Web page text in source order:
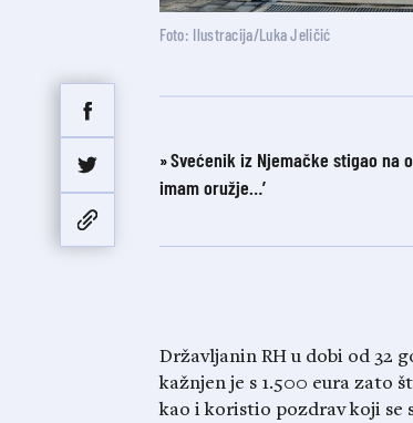
Foto: Ilustracija/Luka Jeličić
Svećenik iz Njemačke stigao na
imam oružje…’
Državljanin RH u dobi od 32
kažnjen je s 1.500 eura zato
kao i koristio pozdrav koji se